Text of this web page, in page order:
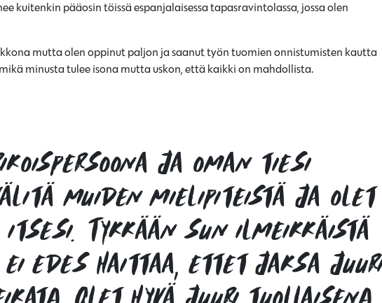
kuitenkin pääosin töissä espanjalaisessa tapasravintolassa, jossa olen
mutta olen oppinut paljon ja saanut työn tuomien onnistumisten kautta
minusta tulee isona mutta uskon, että kaikki on mahdollista.
ja oman tiesi
muiden mielipiteistä ja olet
itsesi. Tykkään sun ilmeikkäistä
ei edes haittaa, ettet jaksa juuri
Olet hyvä juuri tuollaisena.